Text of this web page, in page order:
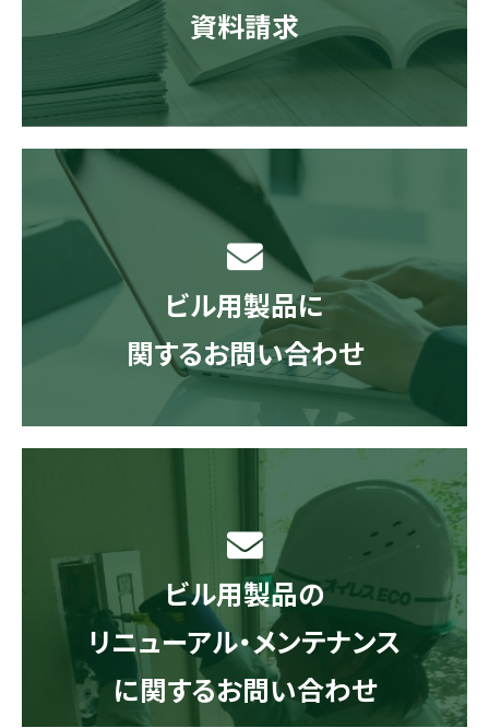
資料請求
ビル用製品に
関するお問い合わせ
ビル用製品の
リニューアル・メンテナンス
に関するお問い合わせ